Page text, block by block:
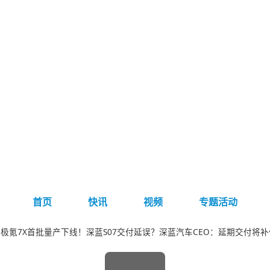
首页 快讯 视频 专题活动
氪7X首批量产下线！深蓝S07交付延误？深蓝汽车CEO：延期交付将